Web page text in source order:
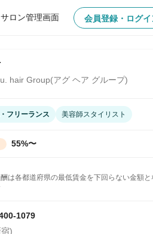
サロン管理画面 会員登録・ログイ
hair Group(アグ ヘア グループ)
フリーランス 美容師スタイリスト
55%〜
は各都道府県の最低賃金を下回らない金額と
1079
)